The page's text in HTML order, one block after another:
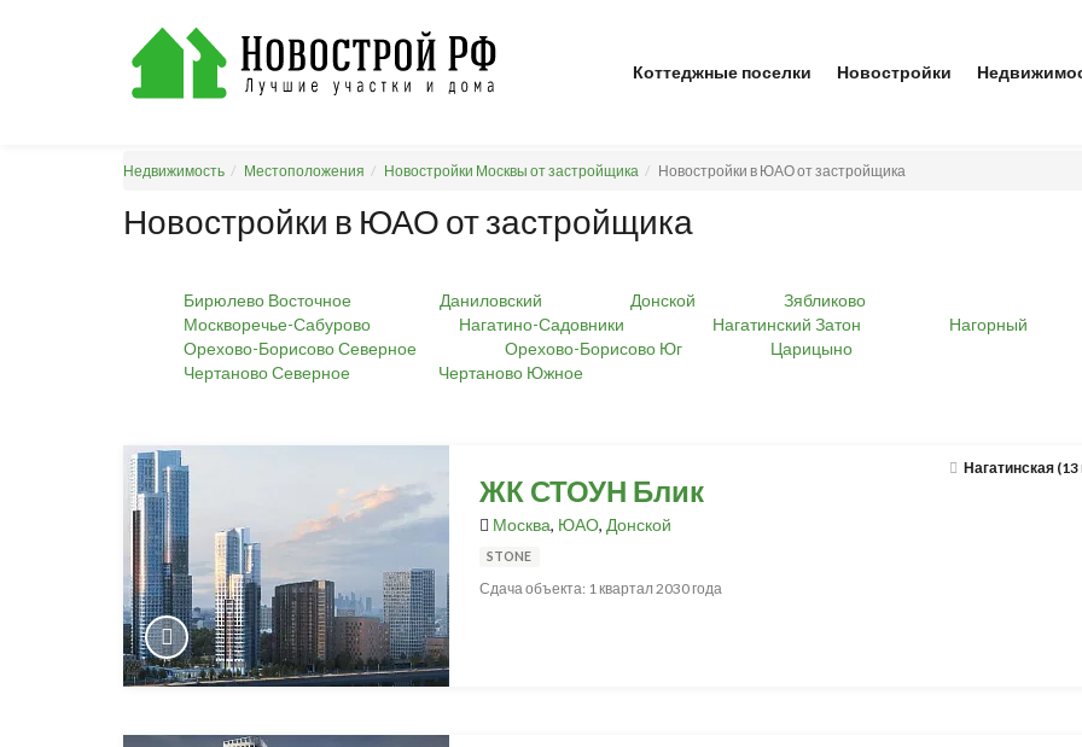
Коттеджные поселки Новостройки
Недвижимость Местоположения Новостройки Москвы от застройщика Новостройки в ЮАО от застройщика
Новостройки в ЮАО от застройщика
Бирюлево Восточное Даниловский Донской
Зябликово
Москворечье-Сабурово
Нагатино-Садовники Нагатинский Затон
Нагорный
Орехово-Борисово Северное
Орехово-Борисово Юг
Царицыно
Чертаново Северное
Чертаново Южное
Нагатинская
ЖК СТОУН Блик
Москва, ЮАО, Донской
STONE
Сдача объекта: 1 квартал 2030 года